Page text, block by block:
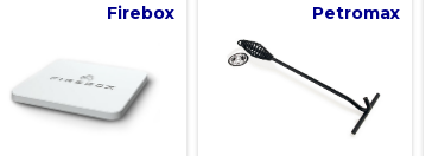
Firebox Petromax